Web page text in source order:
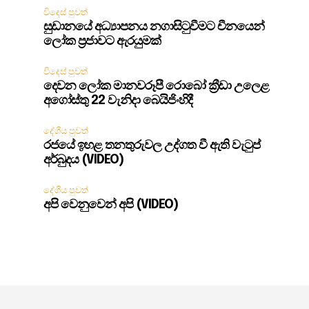
විදෙස් පුවත්
සුඩානයේ අධ්‍යාපනය නගාසිටුවීමට චීනයෙන්
ලෝක ප්‍රජාවට ඇරයුමක්
විදෙස් පුවත්
දෙවන ලෝක මානවරූපී රොබෝ ක්‍රීඩා උලෙළ
අගෝස්තු 22 වැනිදා බෙයිජිංහිදී
දේශීය පුවත්
රජයේ ඉහළ තනතුරුවල උද්ගත වී ඇති වැටුප්
අර්බුදය (VIDEO)
දේශීය පුවත්
අපි වෙනුවෙන් අපි (VIDEO)